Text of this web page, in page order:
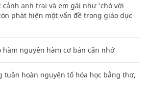
cảnh anh trai và em gái như 'chó với
phát hiện một vấn đề trong giáo dục
hàm nguyên hàm cơ bản cần nhớ
tuần hoàn nguyên tố hóa học bằng thơ,